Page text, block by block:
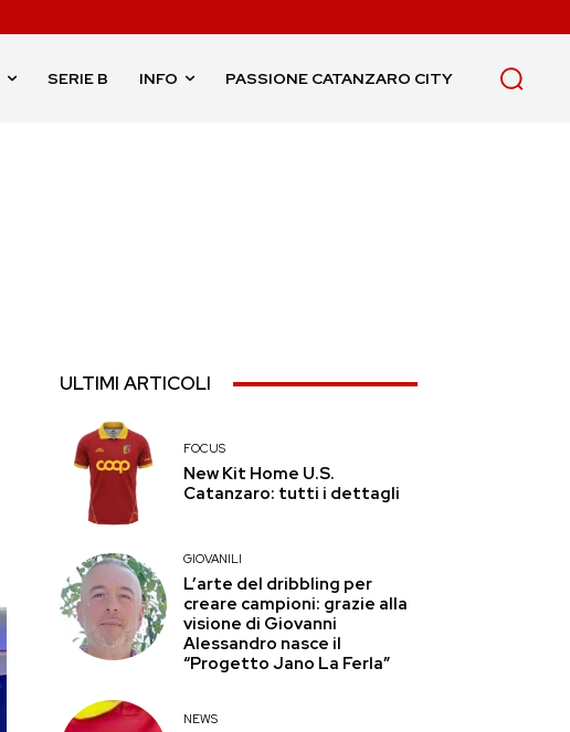
SERIE B INFO PASSIONE CATANZARO CITY
ULTIMI ARTICOLI
FOCUS
New Kit Home U.S.
Catanzaro: tutti i dettagli
GIOVANILI
L’arte del dribbling per
creare campioni: grazie alla
visione di Giovanni
Alessandro nasce il
“Progetto Jano La Ferla”
NEWS